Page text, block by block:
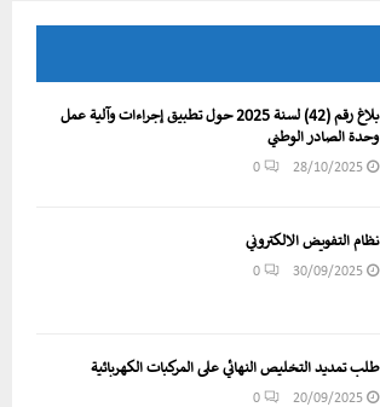
بلاغ رقم (42) لسنة 2025 حول تطبيق إجراءات وآلية عمل
وحدة الصادر الوطني
28/10/2025
0
نظام التفويض الالكتروني
30/09/2025
0
طلب تمديد التخليص النهائي على المركبات الكهربائية
20/09/2025
0